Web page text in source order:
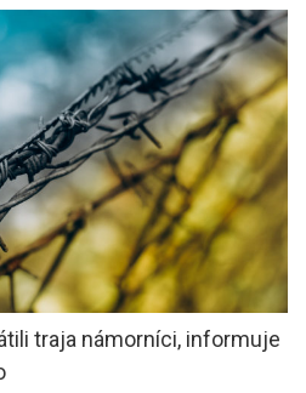
traja námorníci, informuje